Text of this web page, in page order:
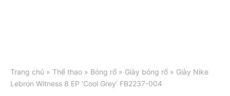
Trang chủ » Thể thao » Bóng rổ » Giày bóng rổ » Giày Nike
Lebron Witness 8 EP ‘Cool Grey’ FB2237-004